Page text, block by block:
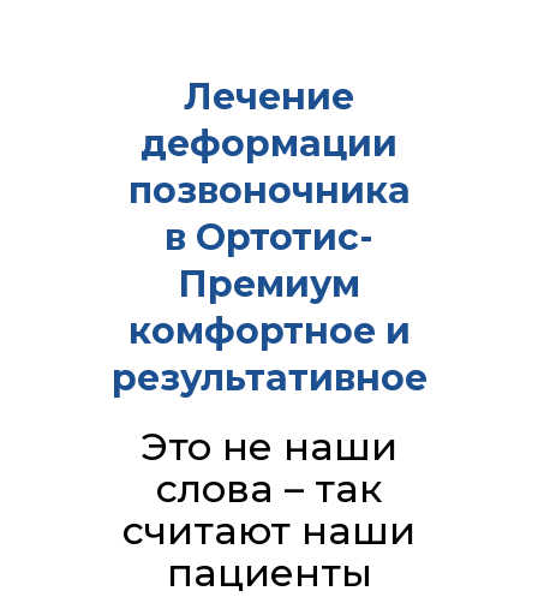
Лечение
деформации
позвоночника
в Ортотис-
Премиум
комфортное и
результативное
Это не наши
слова – так
считают наши
пациенты